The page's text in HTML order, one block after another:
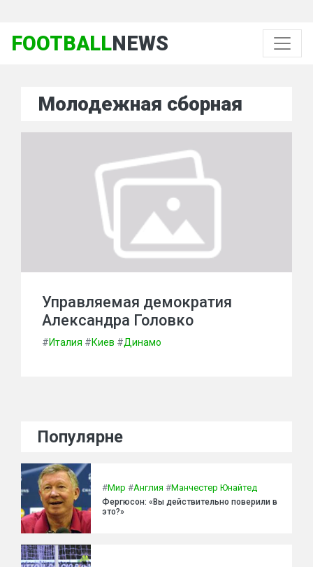
FOOTBALLNEWS
Молодежная сборная
Управляемая демократия
Александра Головко
#Италия #Киев #Динамо
Популярне
#Мир #Англия #Манчестер Юнайтед
Фергюсон: «Вы действительно поверили в
это?»